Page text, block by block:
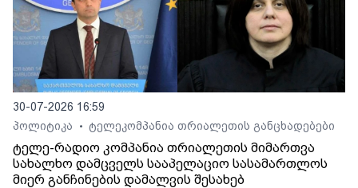
30-07-2026 16:59
პოლიტიკა
• ტელეკომპანია თრიალეთის განცხადებები
ტელე-რადიო კომპანია თრიალეთის მიმართვა
სახალხო დამცველს სააპელაციო სასამართლოს
მიერ განჩინების დამალვის შესახებ